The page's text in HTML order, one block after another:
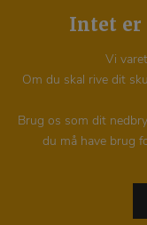
Intet er
Vi
Om du skal rive dit
Brug os som dit
du må have brug